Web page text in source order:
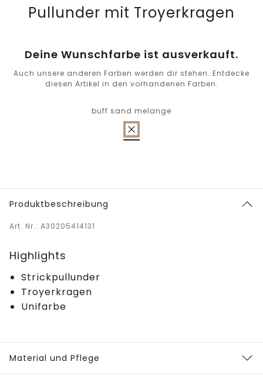
Pullunder mit Troyerkragen
Deine Wunschfarbe ist ausverkauft.
Auch unsere anderen Farben werden dir stehen. Entdecke
diesen Artikel in den vorhandenen Farben.
buff sand melange
Produktbeschreibung
Art. Nr.: A30205414131
Highlights
Strickpullunder
Troyerkragen
Unifarbe
Material und Pflege